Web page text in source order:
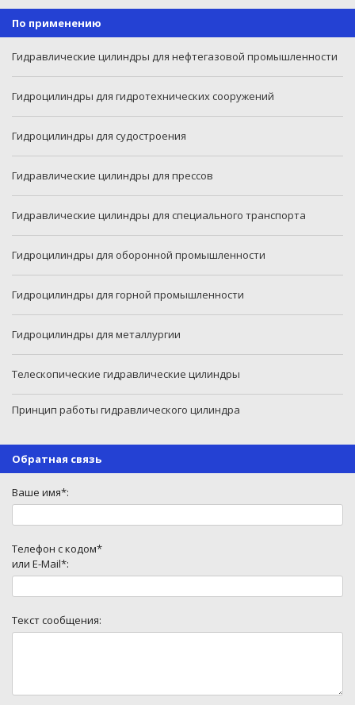
По применению
Гидравлические цилиндры для нефтегазовой промышленности
Гидроцилиндры для гидротехнических сооружений
Гидроцилиндры для судостроения
Гидравлические цилиндры для прессов
Гидравлические цилиндры для специального транспорта
Гидроцилиндры для оборонной промышленности
Гидроцилиндры для горной промышленности
Гидроцилиндры для металлургии
Телескопические гидравлические цилиндры
Принцип работы гидравлического цилиндра
Обратная связь
Ваше имя*:
Телефон с кодом*
или E-Mail*:
Текст сообщения: